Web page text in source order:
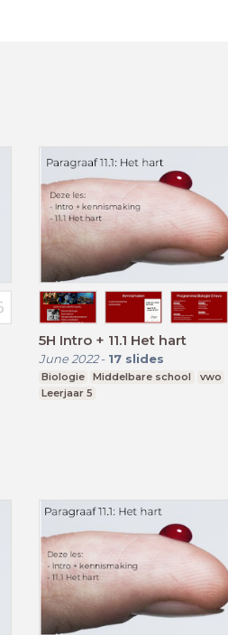
5H Intro + 11.1 Het hart
June 2022- 17 slides
Biologie Middelbare school
vwo
Leerjaar 5